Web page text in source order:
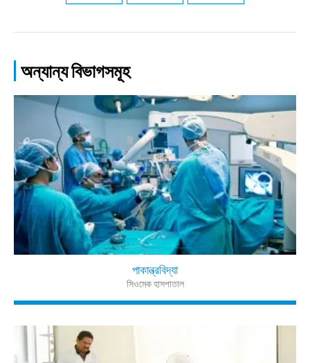
অন্যান্য বিভাগসমূহ
পাকান্ত্রবিদ্যা
সিওমেক হাসপাতাল